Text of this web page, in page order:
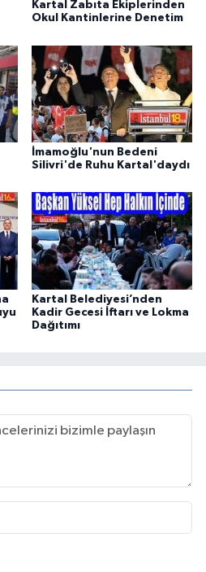
Kartal Zabıta Ekiplerinden
Okul Kantinlerine Denetim
İmamoğlu'nun Bedeni
Silivri'de Ruhu Kartal'daydı
Kartal Belediyesi’nden
Kadir Gecesi İftarı ve Lokma
Dağıtımı